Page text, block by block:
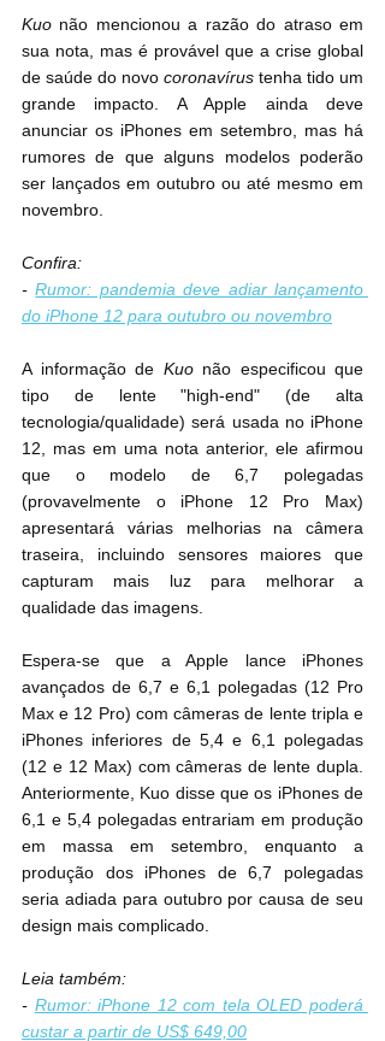
Kuo não mencionou a razão do atraso em
sua nota, mas é provável que a crise global
de saúde do novo coronavírus tenha tido um
grande impacto. A Apple ainda deve
anunciar os iPhones em setembro, mas há
rumores de que alguns modelos poderão
ser lançados em outubro ou até mesmo em
novembro.
Confira:
- Rumor: pandemia deve adiar lançamento
do iPhone 12 para outubro ou novembro
A informação de Kuo não especificou que
tipo de lente "high-end" (de alta
tecnologia/qualidade) será usada no ‌iPhone
12‌, mas em uma nota anterior, ele afirmou
que o modelo de 6,7 polegadas
(provavelmente o iPhone 12 Pro Max)
apresentará várias melhorias na câmera
traseira, incluindo sensores maiores que
capturam mais luz para melhorar a
qualidade das imagens.
Espera-se que a Apple lance iPhones
avançados de 6,7 e 6,1 polegadas (12 Pro
Max e 12 Pro) com câmeras de lente tripla e
iPhones inferiores de 5,4 e 6,1 polegadas
(12 e 12 Max) com câmeras de lente dupla.
Anteriormente, Kuo disse que os iPhones de
6,1 e 5,4 polegadas entrariam em produção
em massa em setembro, enquanto a
produção dos ‌‌iPhones‌‌ de 6,7 polegadas
seria adiada para outubro por causa de seu
design mais complicado.
Leia também:
- Rumor: iPhone 12 com tela OLED poderá
custar a partir de US$ 649,00